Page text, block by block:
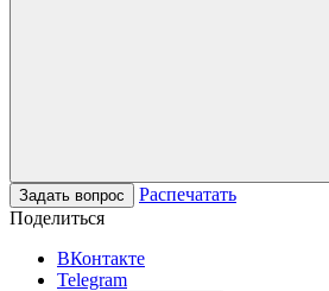
Задать вопрос
Распечатать
Поделиться
ВКонтакте
Telegram